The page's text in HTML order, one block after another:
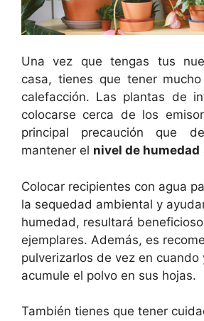
Una vez que tengas tus
casa, tienes que tener
calefacción. Las plantas de
colocarse cerca de los
principal precaución que
mantener el nivel de humedad
Colocar recipientes con agua
la sequedad ambiental y
humedad, resultará
ejemplares. Además, es
pulverizarlos de vez en cuando
acumule el polvo en sus hojas.
También tienes que tener